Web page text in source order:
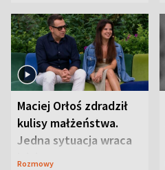
Maciej Orłoś zdradził
kulisy małżeństwa.
Jedna sytuacja wraca
jak bumerang
Rozmowy